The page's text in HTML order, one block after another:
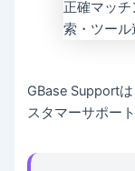
GBase Support
スタマーサポー